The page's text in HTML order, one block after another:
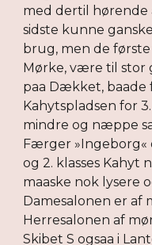
med dertil
sidste kunne
brug, men de
Mørke, være til stor
paa Dækket, baade
Kahytspladsen for
mindre og næppe
Færger »Ingeborg«
og 2. klasses Kahyt
maaske nok lysere
Damesalonen er af
Herresalonen af
Skibet S ogsaa i